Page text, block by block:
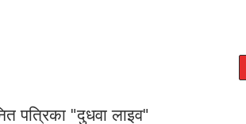
पत्रिका "दुधवा लाइव"